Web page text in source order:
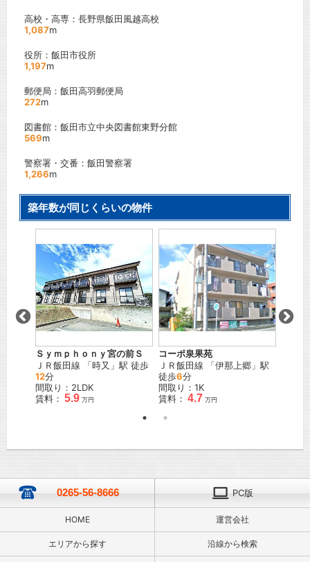
高校・高専：長野県飯田風越高校
1,087m
役所：飯田市役所
1,197m
郵便局：飯田高羽郵便局
272m
図書館：飯田市立中央図書館東野分館
569m
警察署・交番：飯田警察署
1,266m
築年数が同じくらいの物件
Ｓｙｍｐｈｏｎｙ宮の前Ｓ
ＪＲ飯田線 「時又 」駅 徒歩
12分
間取り：2LDK
賃料： 5.9 万円
コーポ泉果苑
ＪＲ飯田線 「伊那上郷 」駅
徒歩6分
間取り：1K
賃料： 4.7 万円
0265-56-8666 PC版
HOME 運営会社
エリアから探す 沿線から検索